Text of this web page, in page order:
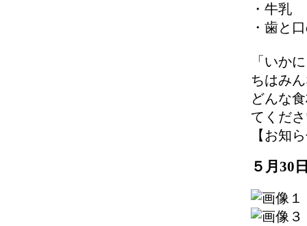
・牛乳
・歯と
「いか
ちはみ
どんな
てくだ
【お知
５月30